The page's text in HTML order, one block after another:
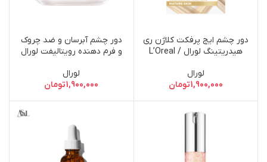
دور چشم ایج پرفکت کلاژن ری
هیدریتینگ لورال / L’Oreal
Cream for Eye
لورال
1,900,000تومان
دور چشم آبرسان و ضد چروک
و فرم دهنده رویتالیفت لورال
Hydrating Eye Cream
لورال
1,900,000تومان